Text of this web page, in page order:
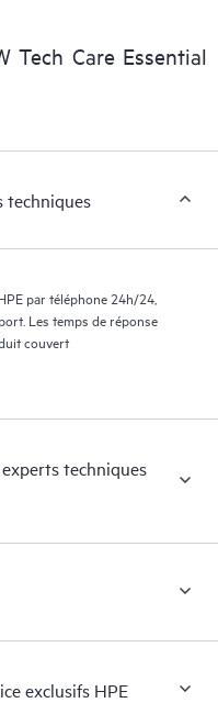
Tech Care Essential
techniques
par téléphone 24h/24,
Les temps de réponse
couvert
techniques
exclusifs HPE